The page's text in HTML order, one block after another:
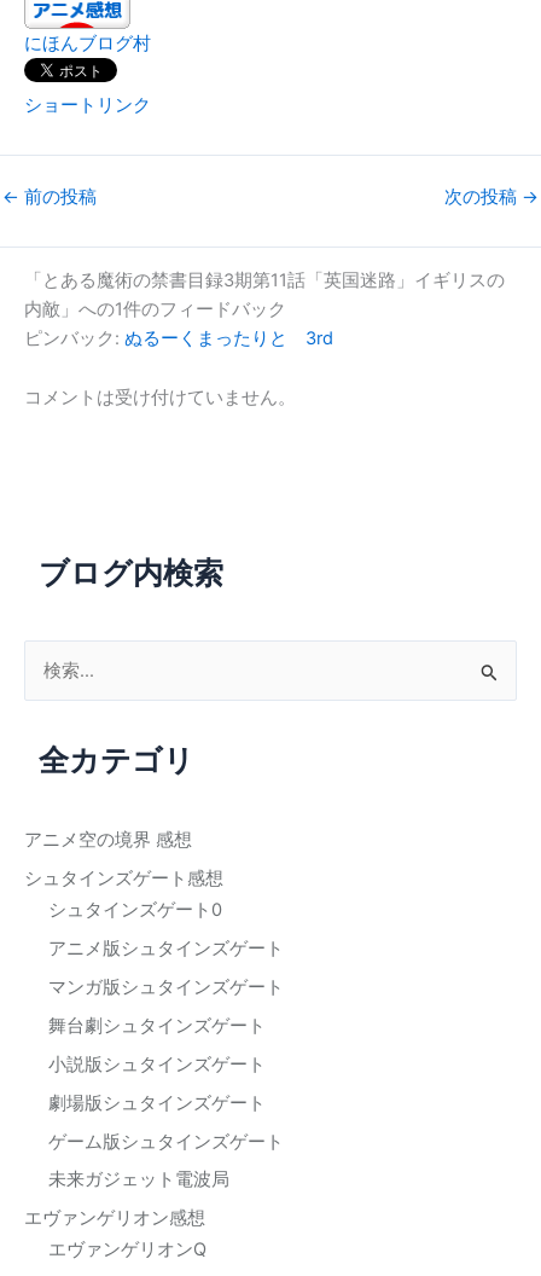
ブログ内検索
象全カテゴリ
アニメ空の境界 感想
シュタインズゲート感想
シュタインズゲート0
アニメ版シュタインズゲート
マンガ版シュタインズゲート
舞台劇シュタインズゲート
小説版シュタインズゲート
劇場版シュタインズゲート
ゲーム版シュタインズゲート
未来ガジェット電波局
エヴァンゲリオン感想
エヴァンゲリオンQ
にほんブログ村
ショートリンク
← 前の投稿 次の投稿 →
「とある魔術の禁書目録3期第11話「英国迷路」イギリスの
内敵」への1件のフィードバック
ピンバック: ぬるーくまったりと 3rd
コメントは受け付けていません。